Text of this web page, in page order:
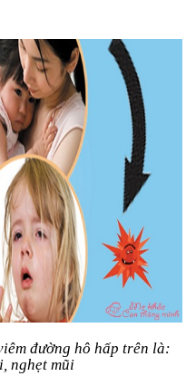
đường hô hấp trên là:
nghẹt mũi